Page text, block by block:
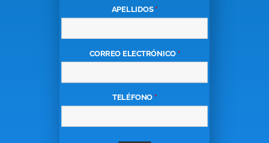
APELLIDOS*
CORREO ELECTRÓNICO *
TELÉFONO *